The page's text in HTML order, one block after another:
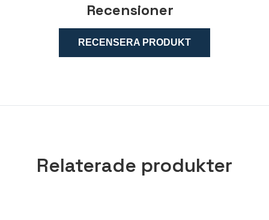
Recensioner
RECENSERA PRODUKT
Relaterade produkter